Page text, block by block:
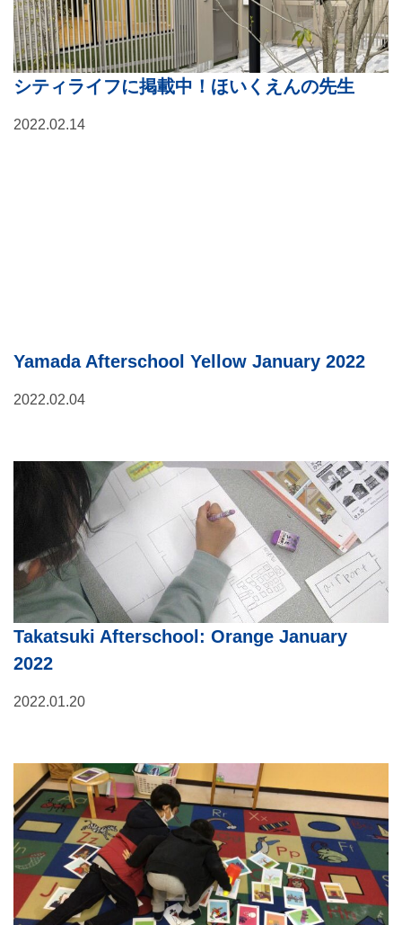
シティライフに掲載中！ほいくえんの先生
2022.02.14
Yamada Afterschool Yellow January 2022
2022.02.04
Takatsuki Afterschool: Orange January
2022
2022.01.20